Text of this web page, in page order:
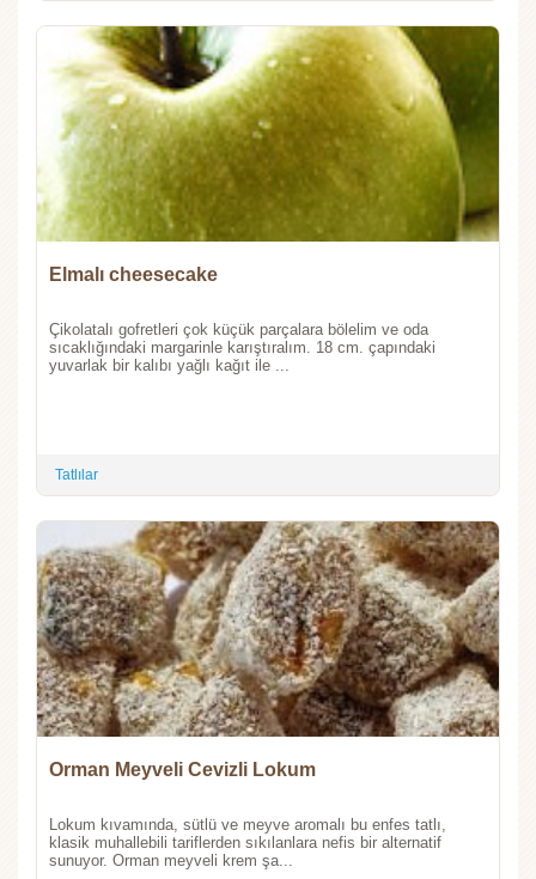
Elmalı cheesecake
Çikolatalı gofretleri çok küçük parçalara bölelim ve oda
sıcaklığındaki margarinle karıştıralım. 18 cm. çapındaki
yuvarlak bir kalıbı yağlı kağıt ile ...
Tatlılar
Orman Meyveli Cevizli Lokum
Lokum kıvamında, sütlü ve meyve aromalı bu enfes tatlı,
klasik muhallebili tariflerden sıkılanlara nefis bir alternatif
sunuyor. Orman meyveli krem şa...